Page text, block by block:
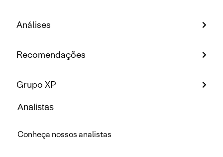
Análises
Recomendações
Grupo XP
Analistas
Conheça nossos analistas